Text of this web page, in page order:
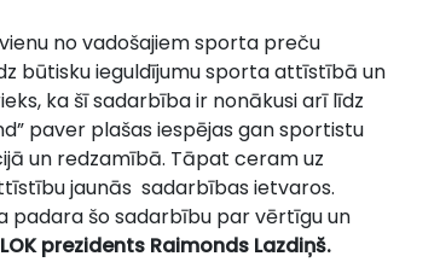
no vadošajiem sporta preču
būtisku ieguldījumu sporta attīstībā un
ka šī sadarbība ir nonākusi arī līdz
paver plašas iespējas gan sportistu
un redzamībā. Tāpat ceram uz
jaunās sadarbības ietvaros.
padara šo sadarbību par vērtīgu un
LOK prezidents Raimonds Lazdiņš.